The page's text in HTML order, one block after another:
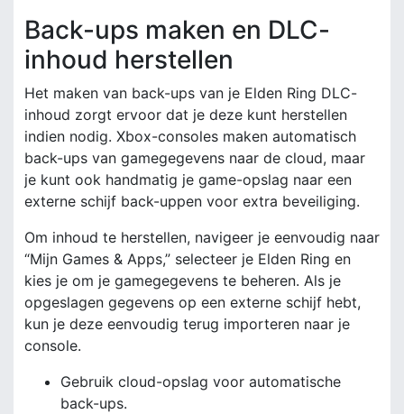
Back-ups maken en DLC-
inhoud herstellen
Het maken van back-ups van je Elden Ring DLC-
inhoud zorgt ervoor dat je deze kunt herstellen
indien nodig. Xbox-consoles maken automatisch
back-ups van gamegegevens naar de cloud, maar
je kunt ook handmatig je game-opslag naar een
externe schijf back-uppen voor extra beveiliging.
Om inhoud te herstellen, navigeer je eenvoudig naar
“Mijn Games & Apps,” selecteer je Elden Ring en
kies je om je gamegegevens te beheren. Als je
opgeslagen gegevens op een externe schijf hebt,
kun je deze eenvoudig terug importeren naar je
console.
Gebruik cloud-opslag voor automatische
back-ups.